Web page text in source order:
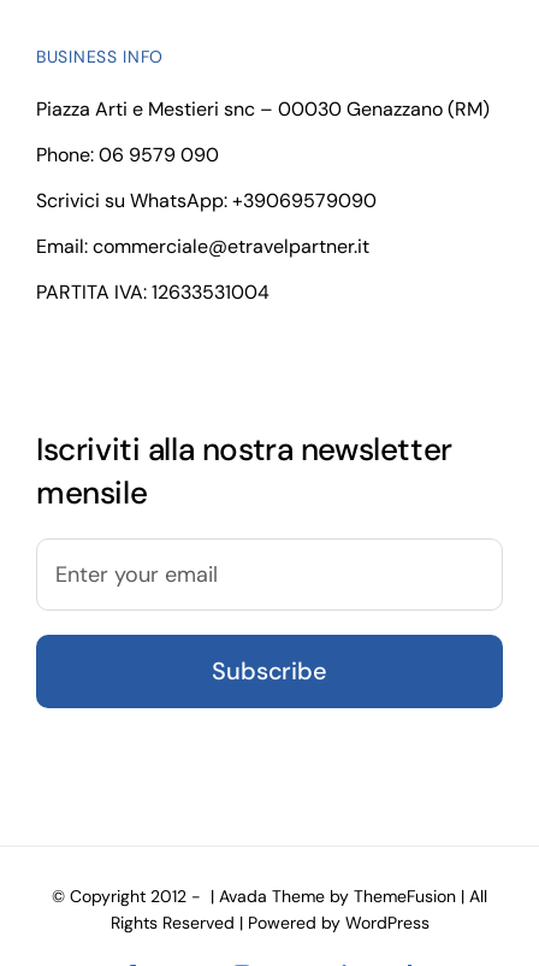
BUSINESS INFO
Piazza Arti e Mestieri snc – 00030 Genazzano (RM)
Phone: 06 9579 090
Scrivici su WhatsApp:+39069579090
Email:commerciale@etravelpartner.it
PARTITA IVA: 12633531004
Iscriviti alla nostra newsletter
mensile
© Copyright 2012 - | Avada Theme by ThemeFusion | All
Rights Reserved | Powered by WordPress